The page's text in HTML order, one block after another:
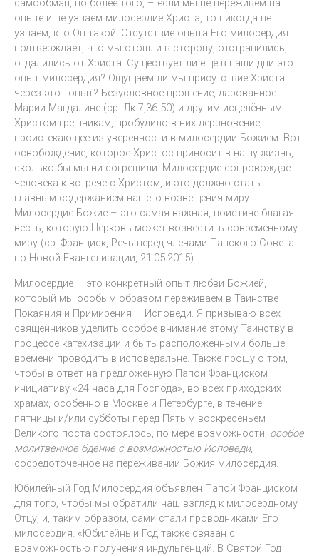
самообман, но более того, – если мы не переживём на
опыте и не узнаем милосердие Христа, то никогда не
узнаем, кто Он такой. Отсутствие опыта Его милосердия
подтверждает, что мы отошли в сторону, отстранились,
отдалились от Христа. Существует ли ещё в наши дни этот
опыт милосердия? Ощущаем ли мы присутствие Христа
через этот опыт? Безусловное прощение, дарованное
Марии Магдалине (ср. Лк 7,36-50) и другим исцелённым
Христом грешникам, пробудило в них дерзновение,
проистекающее из уверенности в милосердии Божием. Вот
освобождение, которое Христос приносит в нашу жизнь,
сколько бы мы ни согрешили. Милосердие сопровождает
человека к встрече с Христом, и это должно стать
главным содержанием нашего возвещения миру.
Милосердие Божие – это самая важная, поистине благая
весть, которую Церковь может возвестить современному
миру (ср. Франциск, Речь перед членами Папского Совета
по Новой Евангелизации, 21.05.2015).
Милосердие – это конкретный опыт любви Божией,
который мы особым образом переживаем в Таинстве
Покаяния и Примирения – Исповеди. Я призываю всех
священников уделить особое внимание этому Таинству в
процессе катехизации и быть расположенными больше
времени проводить в исповедальне. Также прошу о том,
чтобы в ответ на предложенную Папой Франциском
инициативу «24 часа для Господа», во всех приходских
храмах, особенно в Москве и Петербурге, в течение
пятницы и/или субботы перед Пятым воскресеньем
Великого поста состоялось, по мере возможности, особое
молитвенное бдение с возможностью Исповеди,
сосредоточенное на переживании Божия милосердия.
Юбилейный Год Милосердия объявлен Папой Франциском
для того, чтобы мы обратили наш взгляд к милосердному
Отцу, и, таким образом, сами стали проводниками Его
милосердия. «Юбилейный Год также связан с
возможностью получения индульгенций. В Святой Год